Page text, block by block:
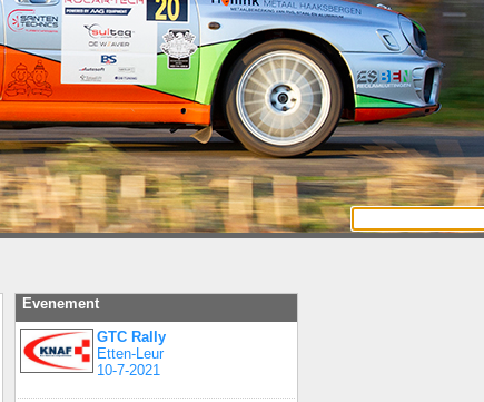
Evenement
GTC Rally
Etten-Leur
10-7-2021